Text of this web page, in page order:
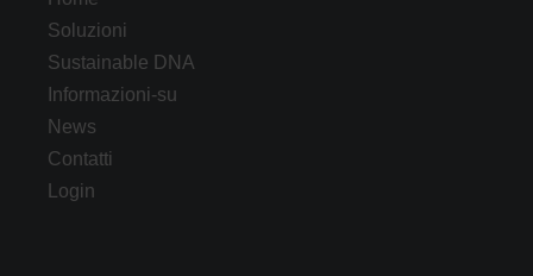
Soluzioni
Sustainable DNA
Informazioni-su
News
Contatti
Login